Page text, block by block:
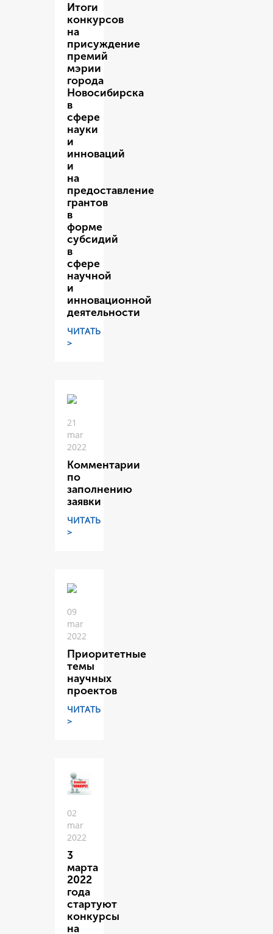
Итоги
конкурсов
на
присуждение
премий
мэрии
города
Новосибирска
в
сфере
науки
и
инноваций
и
на
предоставление
грантов
в
форме
субсидий
в
сфере
научной
и
инновационной
деятельности
ЧИТАТЬ
>
21
mar
2022
Комментарии
по
заполнению
заявки
ЧИТАТЬ
>
09
mar
2022
Приоритетные
темы
научных
проектов
ЧИТАТЬ
>
02
mar
2022
3
марта
2022
года
стартуют
конкурсы
на